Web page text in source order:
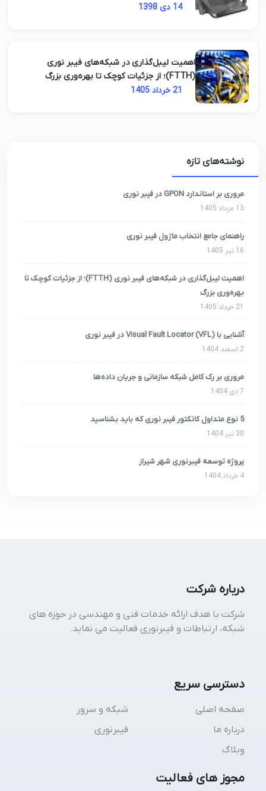
اهمیت لیبل‌گذاری در شبکه‌های فیبر نوری
(FTTH)؛ از جزئیات کوچک تا بهره‌وری بزرگ
نوشته‌های تازه
مروری بر استاندارد GPON در فیبر نوری
13 مرداد 1405
راهنمای جامع انتخاب ماژول فیبر نوری
16 تیر 1405
اهمیت لیبل‌گذاری در شبکه‌های فیبر نوری (FTTH)؛ از جزئیات کوچک تا
بهره‌وری بزرگ
آشنایی با Visual Fault Locator (VFL) در فیبر نوری
مروری بر رک کامل شبکه سازمانی و جریان داده‌ها
30 تیر 1404
پروژه توسعه فیبرنوری شهر شیراز
درباره شرکت
شرکت با هدف ارائه خدمات فنی و مهندسی در حوزه های
شبکه، ارتباطات و فیبرنوری فعالیت می نماید.
دسترسی سریع
صفحه اصلی
درباره ما
وبلاگ
شبکه و سرور
فیبرنوری
مجوز های فعالیت